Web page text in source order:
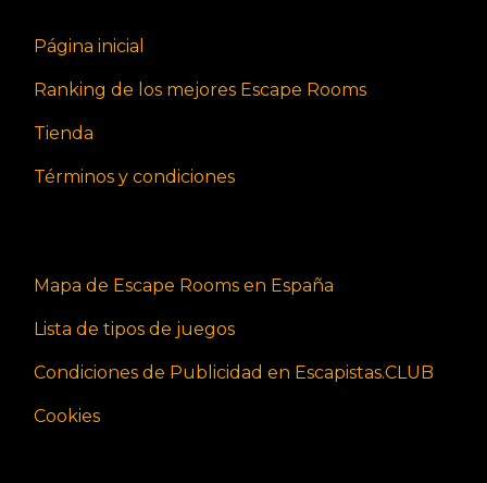
Página inicial
Ranking de los mejores Escape Rooms
Tienda
Términos y condiciones
Mapa de Escape Rooms en España
Lista de tipos de juegos
Condiciones de Publicidad en Escapistas.CLUB
Cookies